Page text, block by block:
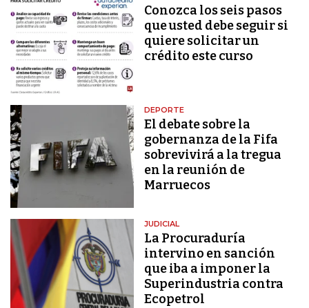
Conozca los seis pasos
que usted debe seguir si
quiere solicitar un
crédito este curso
DEPORTE
El debate sobre la
gobernanza de la Fifa
sobrevivirá a la tregua
en la reunión de
Marruecos
JUDICIAL
La Procuraduría
intervino en sanción
que iba a imponer la
Superindustria contra
Ecopetrol